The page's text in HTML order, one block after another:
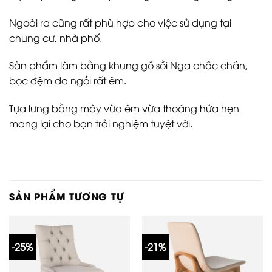
Ngoài ra cũng rất phù hợp cho việc sử dụng tại
chung cư, nhà phố.
Sản phẩm làm bằng khung gỗ sồi Nga chắc chắn,
bọc đệm da ngồi rất êm.
Tựa lưng bằng mây vừa êm vừa thoáng hứa hẹn
mang lại cho bạn trải nghiệm tuyệt vời.
SẢN PHẨM TƯƠNG TỰ
-25% -21%